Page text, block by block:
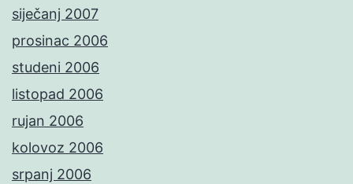
siječanj 2007
prosinac 2006
studeni 2006
listopad 2006
rujan 2006
kolovoz 2006
srpanj 2006